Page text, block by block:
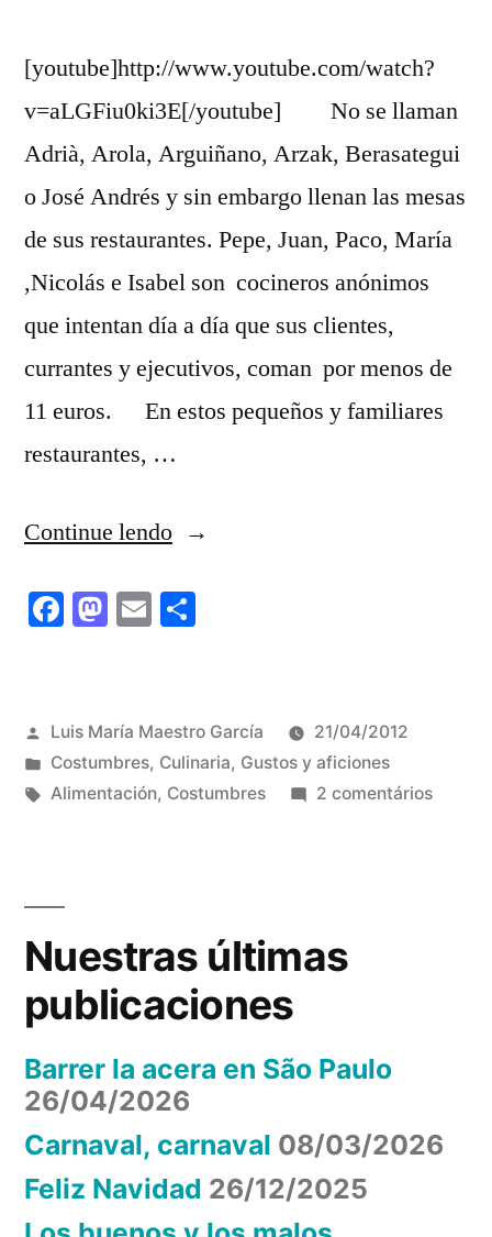
[youtube]http://www.youtube.com/watch?
v=aLGFiu0ki3E[/youtube] No se llaman
Adrià, Arola, Arguiñano, Arzak, Berasategui
o José Andrés y sin embargo llenan las mesas
de sus restaurantes. Pepe, Juan, Paco, María
,Nicolás e Isabel son cocineros anónimos
que intentan día a día que sus clientes,
currantes y ejecutivos, coman por menos de
11 euros. En estos pequeños y familiares
restaurantes, …
Continue lendo“COMER
MENÚ”
Facebook
Mastodon
Email
Publicado
por
Luis María Maestro García
21/04/2012
Publicado
em
Costumbres, Culinaria, Gustos y aficiones
Tags:
Alimentación, Costumbres 2 comentáriosem
Nuestras últimas
publicaciones
Barrer la acera en São Paulo
26/04/2026
Carnaval, carnaval 08/03/2026
Feliz Navidad 26/12/2025